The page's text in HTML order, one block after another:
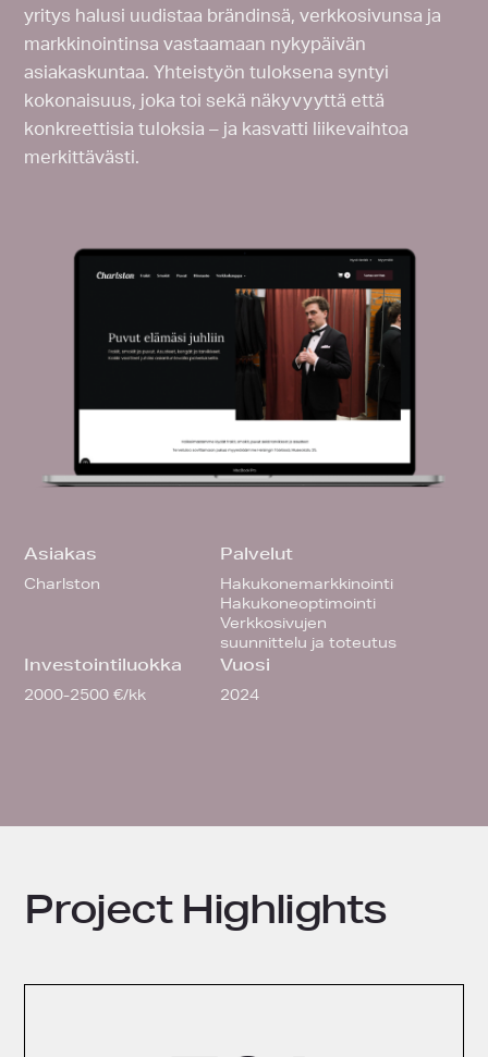
yritys halusi uudistaa brändinsä, verkkosivunsa ja
markkinointinsa vastaamaan nykypäivän
asiakaskuntaa. Yhteistyön tuloksena syntyi
kokonaisuus, joka toi sekä näkyvyyttä että
konkreettisia tuloksia – ja kasvatti liikevaihtoa
merkittävästi.
Asiakas
Charlston
Palvelut
Hakukonemarkkinointi
Hakukoneoptimointi
Verkkosivujen
suunnittelu ja toteutus
Investointiluokka
2000-2500 €/kk
Vuosi
2024
Project Highlights